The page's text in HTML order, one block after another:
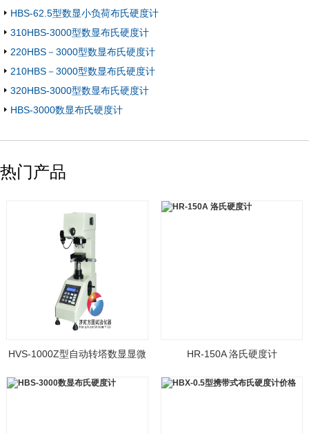
HBS-62.5型数显小负荷布氏硬度计
310HBS-3000型数显布氏硬度计
220HBS－3000型数显布氏硬度计
210HBS－3000型数显布氏硬度计
320HBS-3000型数显布氏硬度计
HBS-3000数显布氏硬度计
热门产品
HVS-1000Z型自动转塔数显显微
HR-150A 洛氏硬度计